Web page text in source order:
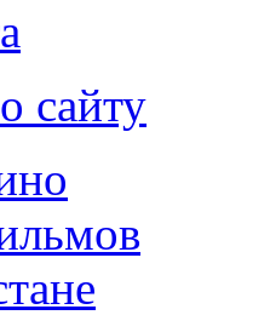
сайту